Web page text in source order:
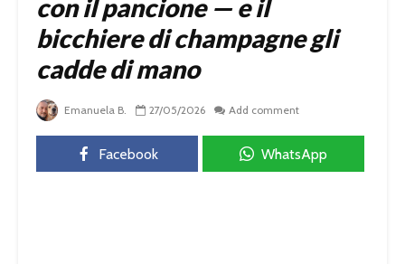
con il pancione — e il
bicchiere di champagne gli
cadde di mano
Emanuela B. 27/05/2026 Add comment
Facebook WhatsApp